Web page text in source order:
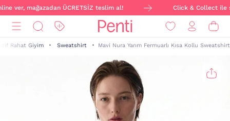
ver, mağazadan ÜCRETSİZ teslim al! Click & Collect ile
Rahat Giyim Sweatshirt Mavi Nura Yarım Fermuarlı Kısa Kollu Sweatshirt